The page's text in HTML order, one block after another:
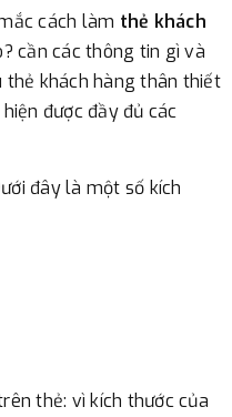
cách làm thẻ khách
cần các thông tin gì và
thẻ khách hàng thân thiết
được đầy đủ các
đây là một số kích
thẻ: vì kích thước của